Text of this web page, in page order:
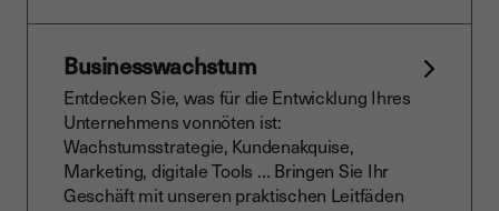
Businesswachstum
Entdecken Sie, was für die Entwicklung Ihres
Unternehmens vonnöten ist:
Wachstumsstrategie, Kundenakquise,
Marketing, digitale Tools … Bringen Sie Ihr
Geschäft mit unseren praktischen Leitfäden